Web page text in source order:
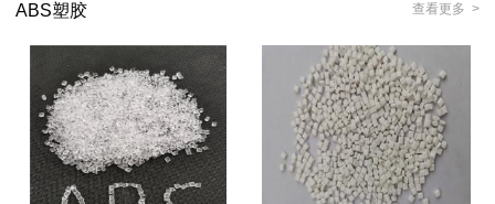
ABS塑胶 查看更多 >